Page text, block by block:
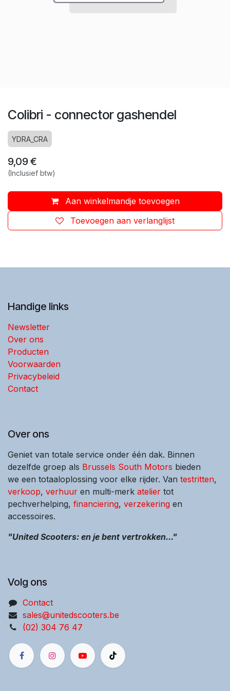
Colibri - connector gashendel
YDRA_CRA
9,09€
(Inclusief btw)
Aan winkelmandje toevoegen
Toevoegen aan verlanglijst
Handige links
Newsletter
Over ons
Producten
Voorwaarden
Privacybeleid
Contact
Over ons
Geniet van totale service onder één dak. Binnen
dezelfde groep als Brussels South Motors bieden
we een totaaloplossing voor elke rijder. Van testritten,
verkoop, verhuur en multi-merk atelier tot
pechverhelping, financiering, verzekering en
accessoires.
"United Scooters: en je bent vertrokken..."
Volg ons
Contact
sales@unitedscooters.be
(02) 304 76 47